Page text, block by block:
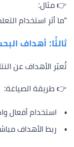
👉 مثال:
“ما أثر استخدام
ثالثًا: أهداف
تُعبّر الأهداف عن
👉 طريقة الصياغة:
استخدام أفعال
ربط الأهداف